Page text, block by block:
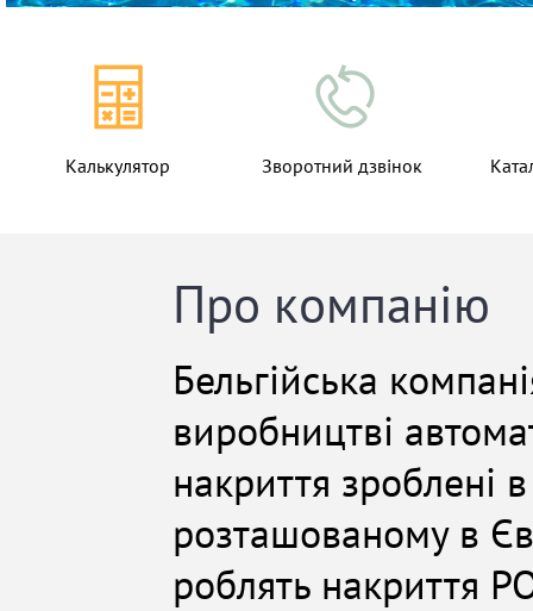
Калькулятор Зворотний дзвінок
Про компанію
Бельгійська
виробництві
накриття зроблені
розташованому в
роблять накриття